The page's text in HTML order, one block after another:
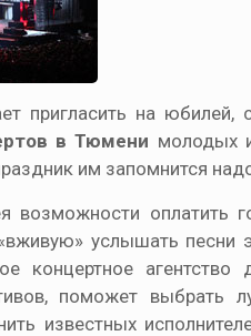
пригласить на юбилей,
в Тюмени молодых
им запомнится
оплатить
услышать песни
концертное агентство
поможет выбрать
известных